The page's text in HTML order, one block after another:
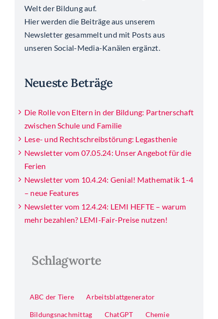
Welt der Bildung auf.
Hier werden die Beiträge aus unserem
Newsletter gesammelt und mit Posts aus
unseren Social-Media-Kanälen ergänzt.
Neueste Beträge
Die Rolle von Eltern in der Bildung: Partnerschaft
zwischen Schule und Familie
Lese- und Rechtschreibstörung: Legasthenie
Newsletter vom 07.05.24: Unser Angebot für die
Ferien
Newsletter vom 10.4.24: Genial! Mathematik 1-4
– neue Features
Newsletter vom 12.4.24: LEMI HEFTE – warum
mehr bezahlen? LEMI-Fair-Preise nutzen!
Schlagworte
ABC der Tiere Arbeitsblattgenerator
Bildungsnachmittag ChatGPT Chemie